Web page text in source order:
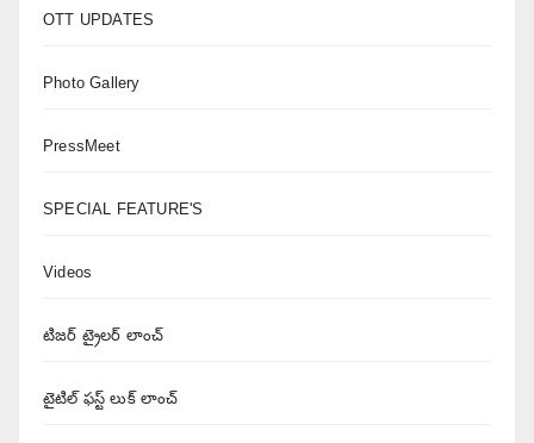
OTT UPDATES
Photo Gallery
PressMeet
SPECIAL FEATURE'S
Videos
టిజర్ ట్రైలర్ లాంచ్
టైటిల్ ఫస్ట్ లుక్ లాంచ్